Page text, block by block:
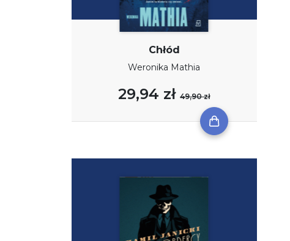
Chłód
Weronika Mathia
29,94 zł49,90 zł